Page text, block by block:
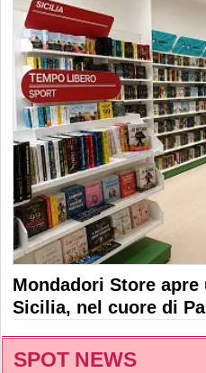
Mondadori Store
Sicilia, nel cuore di
SPOT NEWS